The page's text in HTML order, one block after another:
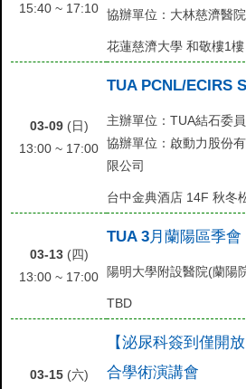
15:40 ~ 17:10 協辦單位：大林慈濟醫院
花蓮慈濟大學 和敬樓1
03-09(日)
13:00 ~ 17:00
TUA PCNL/ECIRS
主辦單位：TUA結石委
協辦單位：啟動力股份
限公司
台中金典酒店 14F 秋冬
03-13(四)
13:00 ~ 17:00
TUA 3月蘭陽區季會
陽明大學附設醫院(蘭陽
TBD
03-15(六)
【泌尿科簽到僅開
合學術演講會